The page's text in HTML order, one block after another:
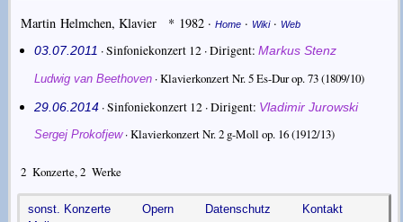
Martin Helmchen,Klavier * 1982 ·Home · Wiki· Web
03.07.2011 · Sinfoniekonzert 12 ·Dirigent Markus Stenz
Ludwig van Beethoven·Klavierkonzert Nr. 5 Es-Dur op. 73(1809/10)
29.06.2014· Sinfoniekonzert 12 ·Dirigent Vladimir Jurowski
Sergej Prokofjew·Klavierkonzert Nr. 2 g-Moll op. 16(1912/13)
2Konzerte,2Werke
sonst. Konzerte Opern Datenschutz
Kontakt